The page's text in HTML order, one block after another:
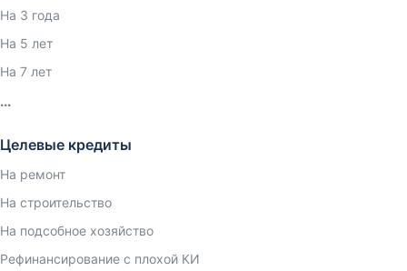
На 3 года
На 5 лет
На 7 лет
Целевые кредиты
На ремонт
На строительство
На подсобное хозяйство
Рефинансирование с плохой КИ